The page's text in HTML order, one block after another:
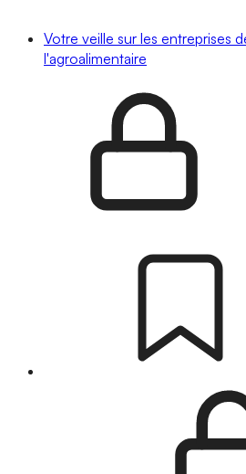
Votre veille sur les entreprises
l'agroalimentaire